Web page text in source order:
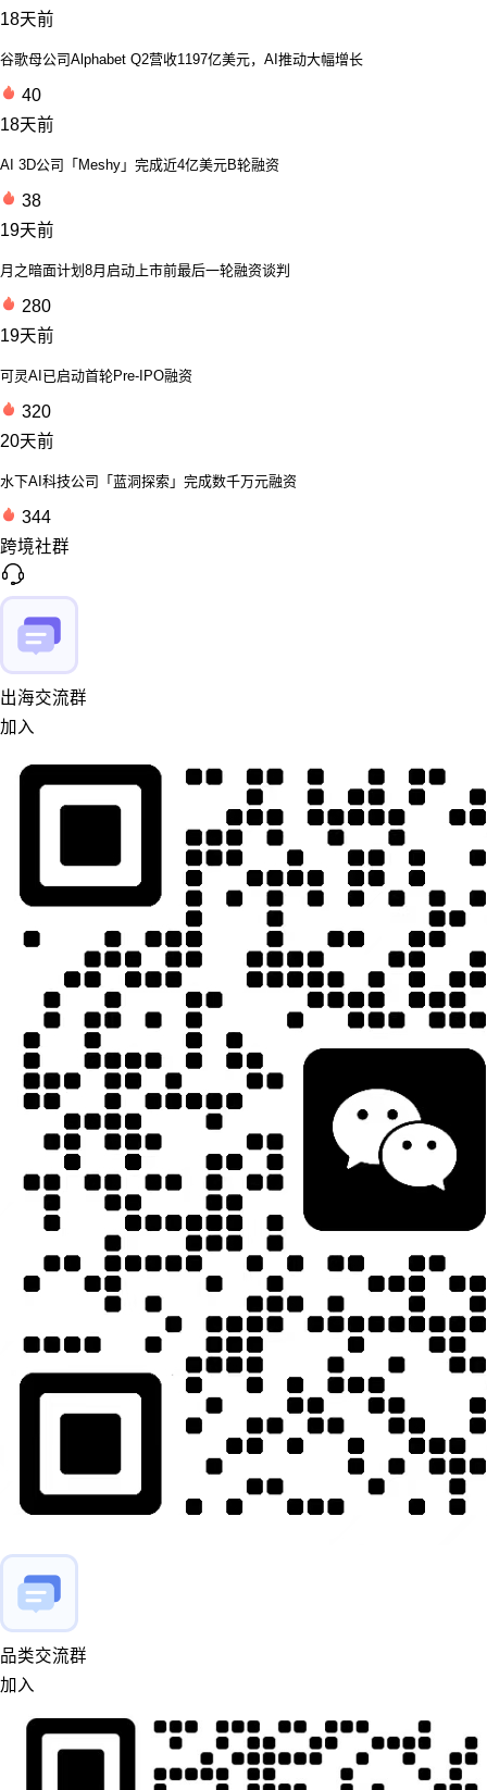
18天前
谷歌母公司Alphabet Q2营收1197亿美元，AI推动大幅增长
40
18天前
AI 3D公司「Meshy」完成近4亿美元B轮融资
38
19天前
月之暗面计划8月启动上市前最后一轮融资谈判
280
19天前
可灵AI已启动首轮Pre-IPO融资
320
20天前
水下AI科技公司「蓝洞探索」完成数千万元融资
344
跨境社群
出海交流群
加入
品类交流群
加入